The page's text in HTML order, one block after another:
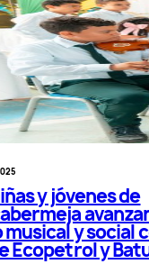
y jóvenes de
y social
Ecopetrol y